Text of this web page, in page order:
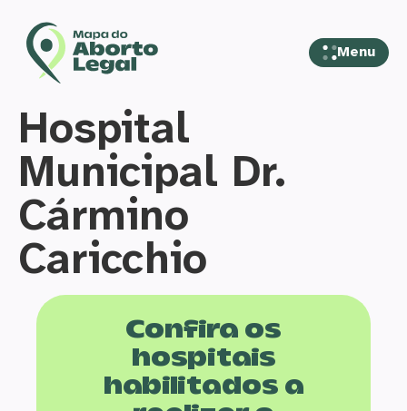
Menu
Hospital
Municipal Dr.
Cármino
Caricchio
Confira os
hospitais
habilitados a